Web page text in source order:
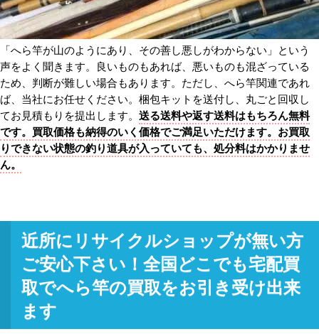
「へら竿が山のようにあり、その善し悪しがわからない」という
声をよく聞きます。良いものもあれば、悪いものも混ざっている
ため、判断が難しい場合もあります。ただし、へら竿関連であれ
ば、当社にお任せください。梱包キットを送付し、丸ごと回収し
てお見積もりを提出します。 送る送料や返す送料はもちろん無料
です。買取価格も納得のいく価格でご満足いただけます。お買取
りできない状態の釣り道具が入っていても、処分料はかかりませ
ん。
近所にリサイクルショップが無い方
ご安心下さい！全国どこでも宅配買
取でへら竿の買取をお引き受け出来
ます